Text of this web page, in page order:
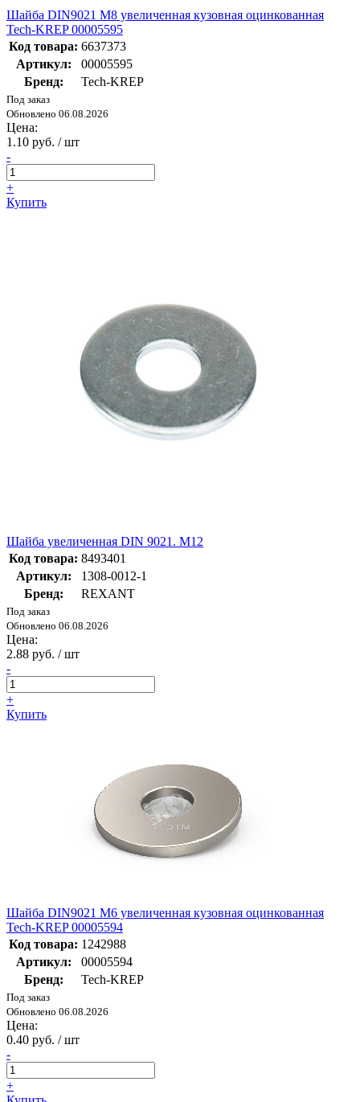
Шайба DIN9021 М8 увеличенная кузовная оцинкованная
Tech-KREP 00005595
Код товара: 6637373
Артикул:
00005595
Бренд:
Tech-KREP
Под заказ
Обновлено 06.08.2026
Цена:
1.10 руб. / шт
-
+
Купить
Шайба увеличенная DIN 9021. M12
Код товара: 8493401
Артикул:
1308-0012-1
Бренд:
REXANT
Под заказ
Обновлено 06.08.2026
Цена:
2.88 руб. / шт
-
+
Купить
Шайба DIN9021 М6 увеличенная кузовная оцинкованная
Tech-KREP 00005594
Код товара: 1242988
Артикул:
00005594
Бренд:
Tech-KREP
Под заказ
Обновлено 06.08.2026
Цена:
0.40 руб. / шт
-
+